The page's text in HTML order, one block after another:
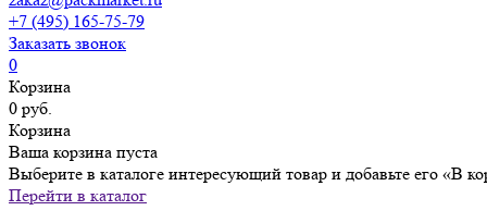
+7 (495) 165-75-79
Заказать звонок
0
Корзина
0 руб.
Корзина
Ваша корзина пуста
Выберите в каталоге интересующий товар и добавьте его «В
Перейти в каталог